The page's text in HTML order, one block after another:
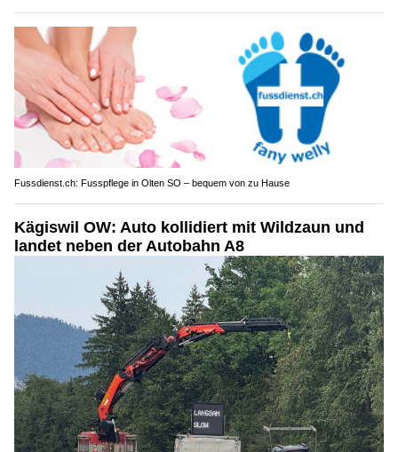
Fussdienst.ch: Fusspflege in Olten SO – bequem von zu Hause
Kägiswil OW: Auto kollidiert mit Wildzaun und
landet neben der Autobahn A8